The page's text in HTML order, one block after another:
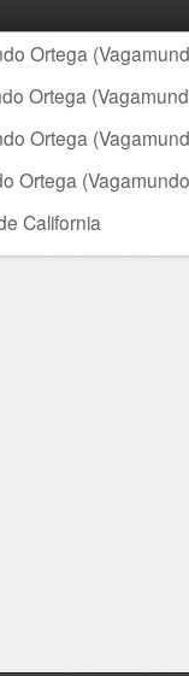
Ortega
Ortega
Ortega
Ortega
California